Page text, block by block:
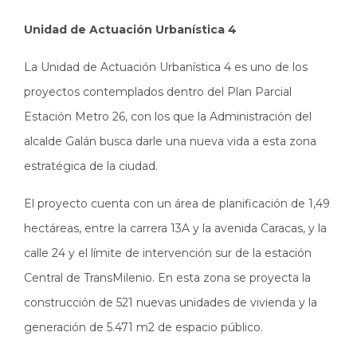
Unidad de Actuación Urbanística 4
La Unidad de Actuación Urbanística 4 es uno de los
proyectos contemplados dentro del Plan Parcial
Estación Metro 26, con los que la Administración del
alcalde Galán busca darle una nueva vida a esta zona
estratégica de la ciudad.
El proyecto cuenta con un área de planificación de 1,49
hectáreas, entre la carrera 13A y la avenida Caracas, y la
calle 24 y el límite de intervención sur de la estación
Central de TransMilenio. En esta zona se proyecta la
construcción de 521 nuevas unidades de vivienda y la
generación de 5.471 m2 de espacio público.